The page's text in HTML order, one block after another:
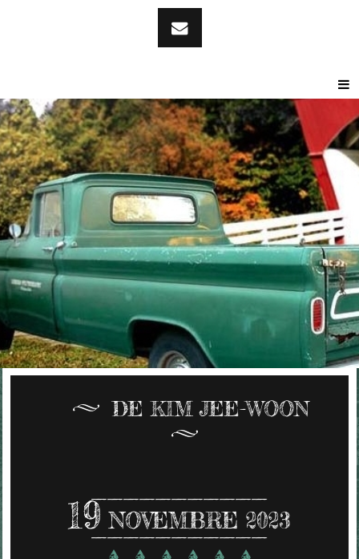
DE KIM JEE-WOON
19 NOVEMBRE 2023